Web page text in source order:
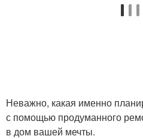
Неважно, какая именно
с помощью продуманного
в дом вашей мечты.